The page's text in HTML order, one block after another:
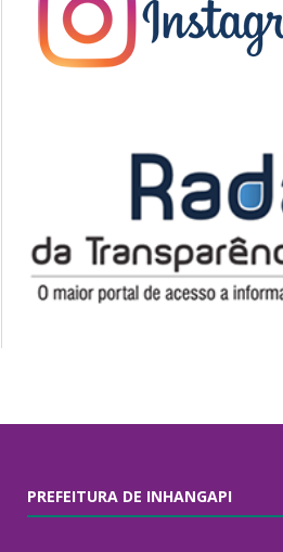
PREFEITURA DE INHANGAPI